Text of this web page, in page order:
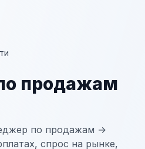
продажам
по продажам →
спрос на рынке,